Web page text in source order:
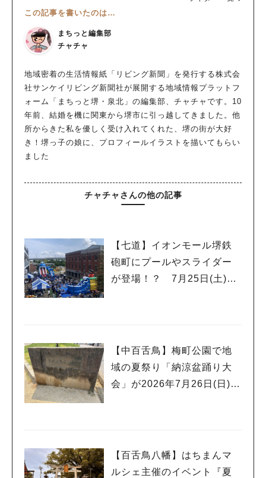
この記事を書いたのは…
まちっと編集部
チャチャ
地域密着の生活情報紙「リビング新聞」を発行する株式会
社サンケイリビング新聞社が展開する地域情報プラットフ
ォーム「まちっと堺・泉北」の編集部、チャチャです。10
年前、結婚を機に関東から堺市に引っ越してきました。他
所からきた私を優しく受け入れてくれた、堺の街が大好
き！堺っ子の娘に、プロフィールイラストを描いてもらい
ました
チャチャさんの他の記事
【七道】イオンモール堺鉄
砲町にプールやスライダー
が登場！？ 7月25日(土)～
【中百舌鳥】梅町公園で地
域の夏祭り「納涼盆踊り大
会」が2026年7月26日(日)に
【百舌鳥八幡】はちまんマ
ルシェ主催のイベント『夏